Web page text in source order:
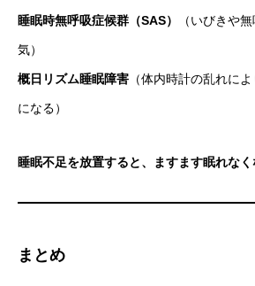
睡眠時無呼吸症候群（SAS） （いびきや
気）
概日リズム睡眠障害 （体内時計の乱れに
になる）
睡眠不足を放置すると、ますます眠れな
まとめ